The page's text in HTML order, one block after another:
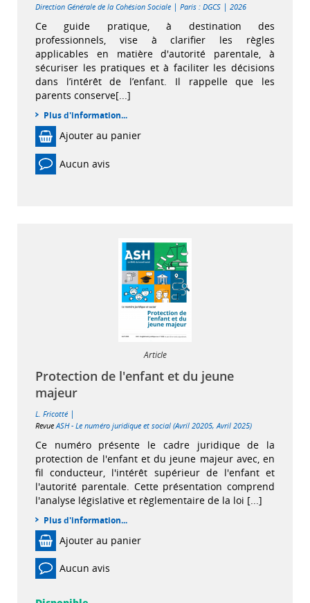
Direction Générale de la Cohésion Sociale | Paris : DGCS | 2026
Ce guide pratique, à destination des
professionnels, vise à clarifier les règles
applicables en matière d'autorité parentale, à
sécuriser les pratiques et à faciliter les décisions
dans l’intérêt de l’enfant. Il rappelle que les
parents conserve[...]
Plus d'information...
Ajouter au panier
Aucun avis
Article
Protection de l'enfant et du jeune
majeur
L. Fricotté |
Revue ASH - Le numéro juridique et social (Avril 20205, Avril 2025)
Ce numéro présente le cadre juridique de la
protection de l'enfant et du jeune majeur avec, en
fil conducteur, l'intérêt supérieur de l'enfant et
l'autorité parentale. Cette présentation comprend
l'analyse législative et règlementaire de la loi [...]
Plus d'information...
Ajouter au panier
Aucun avis